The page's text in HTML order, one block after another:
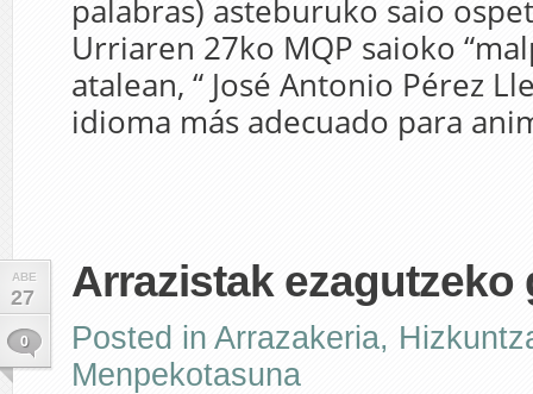
palabras) asteburuko saio
Urriaren 27ko MQP saioko
atalean, “ José Antonio Pérez
idioma más adecuado para
ABE
27
0
Arrazistak ezagutzeko
Posted in Arrazakeria,
Menpekotasuna